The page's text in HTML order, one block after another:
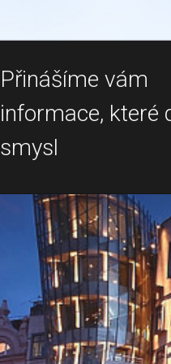
Přinášíme vám
informace, které
smysl